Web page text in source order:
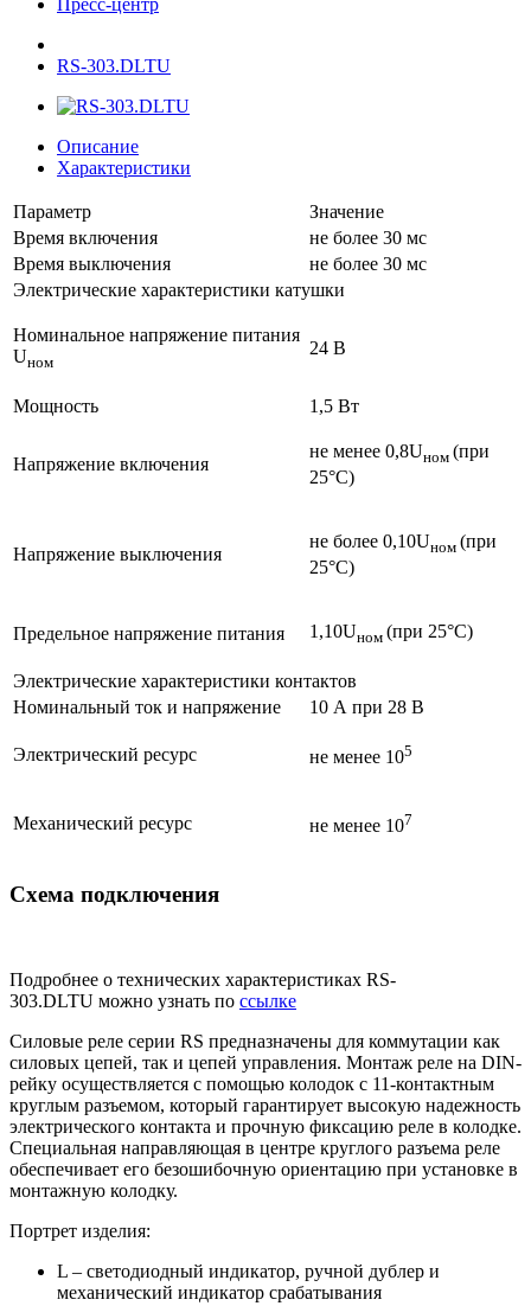
Пресс-центр
RS-303.DLTU
Описание
Характеристики
Параметр
Значение
Время включения
не более 30 мс
Время выключения
не более 30 мс
Электрические характеристики катушки
Номинальное напряжение питания
Uном
24 В
Мощность 1,5 Вт
Напряжение включения
не менее 0,8Uном (при
25°С)
Напряжение выключения
не более 0,10Uном (при
25°С)
Предельное напряжение питания 1,10Uном (при 25°С)
Электрические характеристики контактов
Номинальный ток и напряжение
10 А при 28 В
Электрический ресурс не менее 105
Механический ресурс не менее 107
Схема подключения
Подробнее о технических характеристиках RS-
303.DLTU можно узнать по ссылке
Силовые реле серии RS предназначены для коммутации как
силовых цепей, так и цепей управления. Монтаж реле на DIN-
рейку осуществляется с помощью колодок с 11-контактным
круглым разъемом, который гарантирует высокую надежность
электрического контакта и прочную фиксацию реле в колодке.
Специальная направляющая в центре круглого разъема реле
обеспечивает его безошибочную ориентацию при установке в
монтажную колодку.
Портрет изделия:
L – светодиодный индикатор, ручной дублер и
механический индикатор срабатывания